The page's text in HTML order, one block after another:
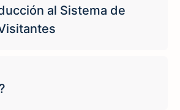
al Sistema de